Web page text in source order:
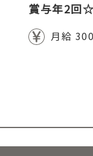
賞与年2回☆
月給